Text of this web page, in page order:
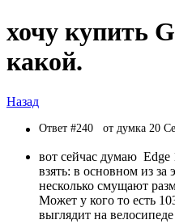
хочу купить
какой.
Назад
Ответ #240 от думка 20
вот сейчас думаю Edge
взять: в основном из за
несколько смущают
Может у кого то есть
выглядит на